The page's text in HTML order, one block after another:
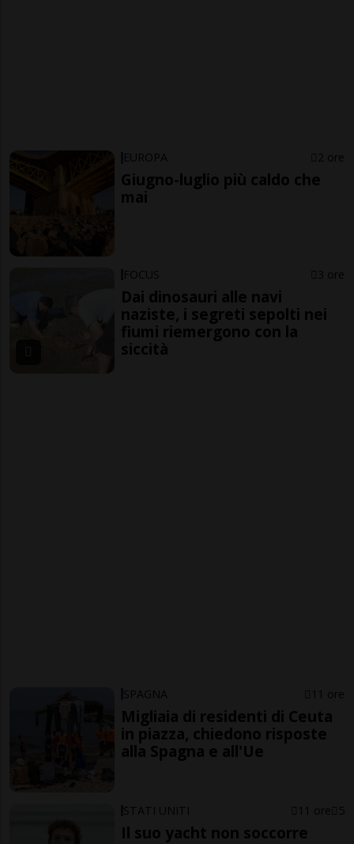
EUROPA 2 ore
Giugno-luglio più caldo che
mai
FOCUS 3 ore
Dai dinosauri alle navi
naziste, i segreti sepolti nei
fiumi riemergono con la
siccità
SPAGNA 11 ore
Migliaia di residenti di Ceuta
in piazza, chiedono risposte
alla Spagna e all'Ue
STATI UNITI 11 ore 5
Il suo yacht non soccorre